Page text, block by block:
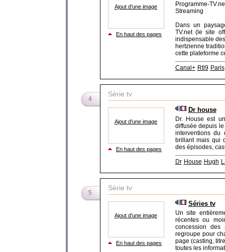
Ajout d'une image
En haut des pages
Programme-
Streaming
Dans un
TV.net (le site
indispensable
hertzienne
cette plateforme
Canal+ Rtl9 Paris
4
Série tv
Ajout d'une image
En haut des pages
Dr house
Dr. House est
diffusée depuis
interventions du
brillant mais qui
des épisodes,
Dr House Hugh
5
Série tv
Ajout d'une image
En haut des pages
Séries tv
Un site
récentes ou
concession des
regroupe pour
page (casting,
toutes les